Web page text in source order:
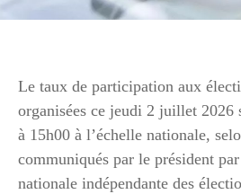
Le taux de participation aux
organisées ce jeudi 2 juillet 2026
à 15h00 à l’échelle nationale,
communiqués par le président
nationale indépendante des